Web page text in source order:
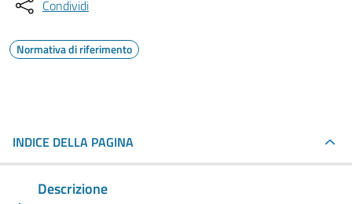
Condividi
Normativa di riferimento
INDICE DELLA PAGINA
Descrizione